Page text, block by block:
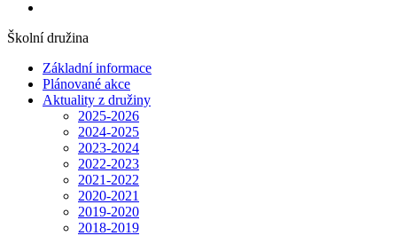
Školní družina
Základní informace
Plánované akce
Aktuality z družiny
2025-2026
2024-2025
2023-2024
2022-2023
2021-2022
2020-2021
2019-2020
2018-2019